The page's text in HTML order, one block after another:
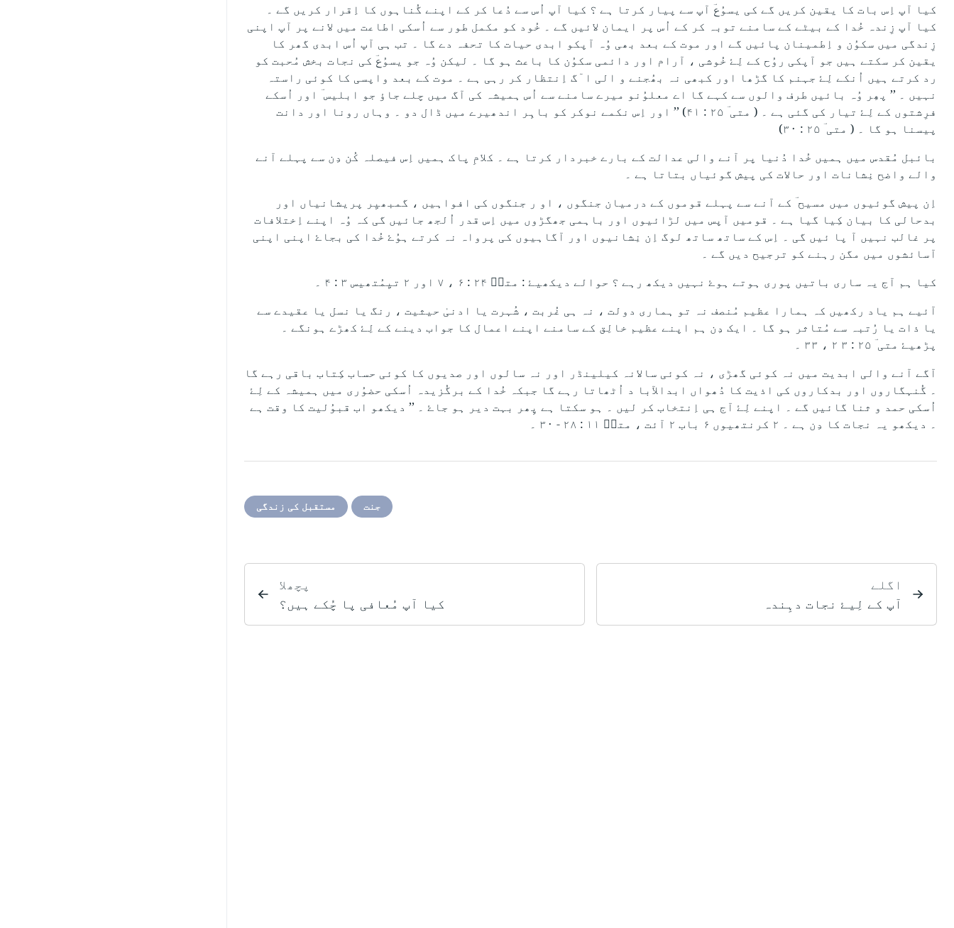
کیا آپ اِس بات کا یقین کریں گے کی یسوُعؔ آپ سے پیار کرتا ہے ؟ کیا آپ اُس سے دُعا کر کے اپنے گُناہوں کا اِقرار کریں گے ۔
کیا آپ زِندہ خُدا کے بیٹے کے سامنے توبہ کر کے اُس پر ایمان لائیں گے ۔ خُود کو مکمل طور سے اُسکی اطاعت میں لانے پر آپ اپنی
زِندگی میں سکوُن و اِطمینان پائیں گے اور موت کے بعد بھی وُہ آپکو ابدی حیات کا تحفہ دے گا ۔ تب ہی آپ اُس ابدی گھر کا
یقین کر سکتے ہیں جو آپکی روُح کے لِۓ خُوشی ، آرام اور دائمی سکوُن کا باعث ہو گا ۔ لیکن وُہ جو یسوُعؔ کی نجات بخش مُحبت کو
رد کرتے ہیں اُنکے لِۓ جہنم کا گڑھا اور کبھی نہ بھُجنے و الی ا ٓگ اِنتظار کر رہی ہے ۔ موت کے بعد واپسی کا کوئی راستہ
نہیں ۔ ’’ پھِر وُہ بائیں طرف والوں سے کہے گا اے معلوُنو میرے سامنے سے اُس ہمیشہ کی آگ میں چلے جاؤ جو ابلیس ؔ اور اُسکے
فرِشتوں کے لِۓ تیار کی گئی ہے ۔ ( متی ؔ ۲۵ : ۴۱) ’’ اور اِس نکمے نوکر کو باہِر اندھیرے میں ڈال دو ۔ وہاں رونا اور دانت
پیسنا ہو گا ۔ ( متی ؔ ۲۵ : ۳۰)
بائبل مُقدس میں ہمیں خُدا دُنیا پر آنے والی عدالت کے بارے خبردار کرتا ہے ۔ کلامِ پاک ہمیں اِس فیصلہ کُن دِن سے پہلے آنے
والے واضح نِشانات اور حالات کی پیش گوئیاں بتاتا ہے ۔
اِن پیش گوئیوں میں مسیح ؔ کے آنے سے پہلے قوموں کے درمیان جنگوں ، او ر جنگوں کی افواہیں ، گمبھیِر پریشانیاں اور
بدحالی کا بیان کِیا گیا ہے ۔ قومیں آپس میں لڑائیوں اور باہمی جھگڑوں میں اِس قدر اُلجھ جائیں گی کہ وُہ اپنے اِختلافات
پر غالب نہیں آ پا ئیں گی ۔ اِس کے ساتھ ساتھ لوگ اِن نِشانیوں اور آگاہیوں کی پرواہ نہ کرتے ہوُۓ خُدا کی بجاۓ اپنی اپنی
آسائشوں میں مگن رہنے کو ترجیح دیں گے ۔
کیا ہم آج یہ ساری باتیں پوری ہوتے ہوۓ نہیں دیکھ رہے ؟ حوالے دیکھیۓ : متیؔ ۲۴ : ۶ ، ۷ اور ۲ تیِمُتھیس ۳ : ۴ ۔
آئیے ہم یاد رکھیں کہ ہمارا عظیم مُنصف نہ تو ہماری دولت ، نہ ہی غُربت ، شُہرت یا ادنیٰ حیثیت ، رنگ یا نسل یا عقیدے سے
یا ذات یا رُتبہ سے مُتاثر ہو گا ۔ ایک دِن ہم اپنے عظیم خالِق کے سامنے اپنے اعمال کا جواب دینے کے لِۓ کھڑے ہونگے ۔
پڑھیۓ متی ؔ ۲۵ : ۳ ۲ ، ۳۳ ۔
آگے آنے والی ابدیت میں نہ کوئی گھڑی ، نہ کوئی سالانہ کیلینڈر اور نہ سالوں اور صدیوں کا کوئی حساب کِتاب باقی رہے گا
۔ گُنہگاروں اور بدکاروں کی اذیت کا دُھواں ابدالآبا د اُٹھاتا رہے گا جبکہ خُدا کے برگُزیدہ اُسکی حضوُری میں ہمیشہ کے لِۓ
اُسکی حمد و ثنا گائیں گے ۔ اپنے لِۓ آج ہی اِنتخاب کر لیں ۔ ہو سکتا ہے پِھر بہت دیر ہو جاۓ ۔ ’’ دیکھو اب قبوُلیت کا وقت ہے
۔ دیکھو یہ نجات کا دِن ہے ۔ ۲ کرنتھیوں ۶ باب ۲ آئت ، متیؔ ۱۱ : ۲۸ - ۳۰ ۔
مستقبل کی زندگی جنت
پچھلا
کیا آپ مُعافی پا چُکے ہیں؟
اگلے
آپ کے لِیۓ نجات دہِندہ